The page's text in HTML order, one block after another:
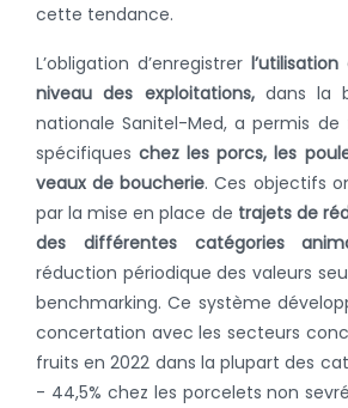
cette tendance.
L’obligation d’enregistrer
niveau des exploitations,dans la
nationale Sanitel-Med, a permis
spécifiqueschez les porcs, les
veaux de boucherie. Ces objectifs
par la mise en place de trajets de
des différentes catégories
réduction périodique des valeurs
benchmarking. Ce système
concertation avec les secteurs
fruits en 2022 dans la plupart des
- 44,5% chez les porcelets non